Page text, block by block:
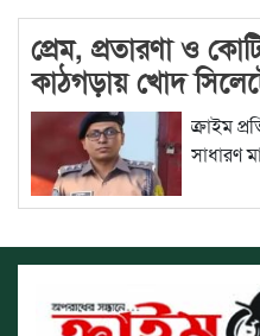
প্রেম, প্রতারণা ও
কাঠগড়ায় খোদ
সোহেল
ক্রাইম
সাধারণ